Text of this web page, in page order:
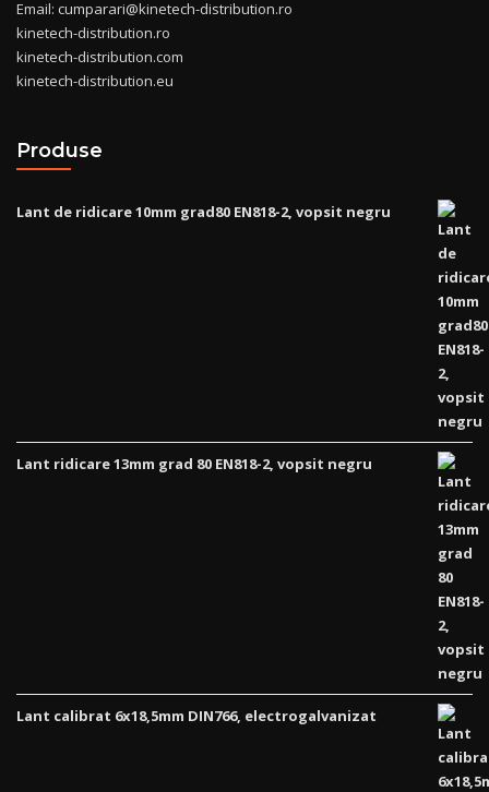
Email: cumparari@kinetech-distribution.ro
kinetech-distribution.ro
kinetech-distribution.com
kinetech-distribution.eu
Produse
Lant de ridicare 10mm grad80 EN818-2, vopsit negru
Lant ridicare 13mm grad 80 EN818-2, vopsit negru
Lant calibrat 6x18,5mm DIN766, electrogalvanizat